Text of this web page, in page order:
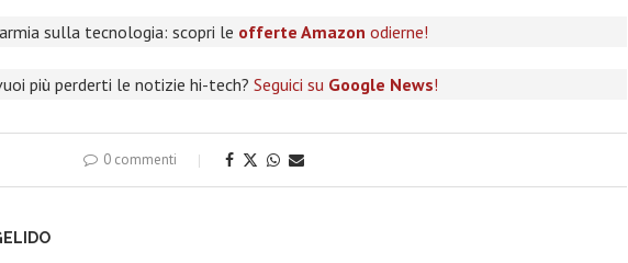
sulla tecnologia: scopri le offerte Amazon odierne!
più perderti le notizie hi-tech? Seguici su Google News!
0 commenti